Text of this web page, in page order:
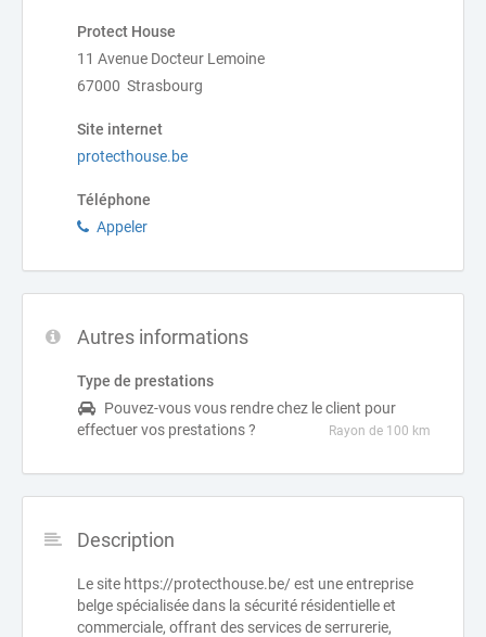
Protect House
11 Avenue Docteur Lemoine
67000 Strasbourg
Site internet
protecthouse.be
Téléphone
Appeler
Autres informations
Type de prestations
Pouvez-vous vous rendre chez le client pour
effectuer vos prestations ?
Rayon de 100 km
Description
Le site https://protecthouse.be/ est une entreprise
belge spécialisée dans la sécurité résidentielle et
commerciale, offrant des services de serrurerie,